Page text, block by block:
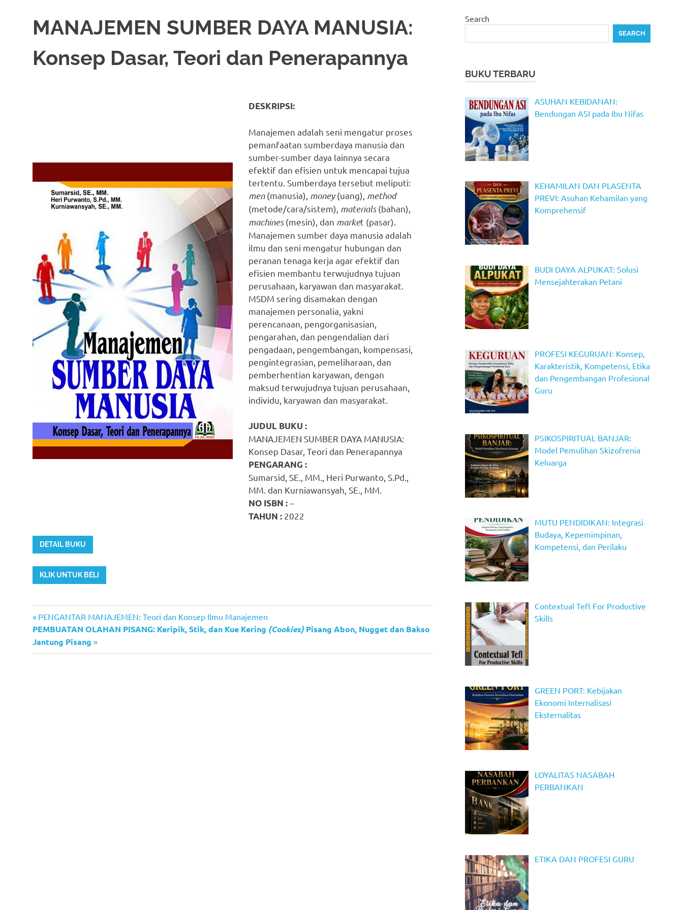
MANAJEMEN SUMBER DAYA MANUSIA:
Konsep Dasar, Teori dan Penerapannya
DESKRIPSI:
Manajemen adalah seni mengatur proses
pemanfaatan sumberdaya manusia dan
sumber-sumber daya lainnya secara
efektif dan efisien untuk mencapai tujua
tertentu. Sumberdaya tersebut meliputi:
men(manusia), money(uang), method
(metode/cara/sistem), materials(bahan),
machines(mesin), dan market (pasar).
Manajemen sumber daya manusia adalah
ilmu dan seni mengatur hubungan dan
peranan tenaga kerja agar efektif dan
efisien membantu terwujudnya tujuan
perusahaan, karyawan dan masyarakat.
MSDM sering disamakan dengan
manajemen personalia, yakni
perencanaan, pengorganisasian,
pengarahan, dan pengendalian dari
pengadaan, pengembangan, kompensasi,
pengintegrasian, pemeliharaan, dan
pemberhentian karyawan, dengan
maksud terwujudnya tujuan perusahaan,
individu, karyawan dan masyarakat.
JUDUL BUKU :
MANAJEMEN SUMBER DAYA MANUSIA:
Konsep Dasar, Teori dan Penerapannya
PENGARANG :
Sumarsid, SE., MM., Heri Purwanto, S.Pd.,
MM. dan Kurniawansyah, SE., MM.
NO ISBN :–
TAHUN : 2022
DETAIL BUKU
KLIK UNTUK BELI
Post
navigation
Previous
Post:
PENGANTAR MANAJEMEN: Teori dan Konsep Ilmu Manajemen
Next
Post:
PEMBUATAN OLAHAN PISANG: Keripik, Stik, dan Kue Kering (Cookies) Pisang Abon, Nugget dan Bakso
Jantung Pisang
Search
SEARCH
BUKU TERBARU
ASUHAN KEBIDANAN:
Bendungan ASI pada Ibu Nifas
KEHAMILAN DAN PLASENTA
PREVI: Asuhan Kehamilan yang
Komprehensif
BUDI DAYA ALPUKAT: Solusi
Mensejahterakan Petani
PROFESI KEGURUAN: Konsep,
Karakteristik, Kompetensi, Etika
dan Pengembangan Profesional
Guru
PSIKOSPIRITUAL BANJAR:
Model Pemulihan Skizofrenia
Keluarga
MUTU PENDIDIKAN: Integrasi
Budaya, Kepemimpinan,
Kompetensi, dan Perilaku
Contextual Tefl For Productive
Skills
GREEN PORT: Kebijakan
Ekonomi Internalisasi
Eksternalitas
LOYALITAS NASABAH
PERBANKAN
ETIKA DAN PROFESI GURU